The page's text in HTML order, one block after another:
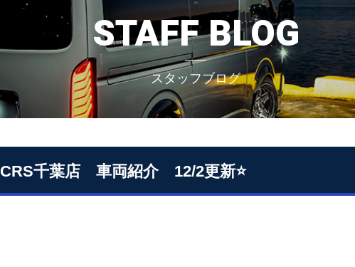
STAFF BLOG
スタッフブログ
CRS千葉店 車両紹介 12/2更新⭐